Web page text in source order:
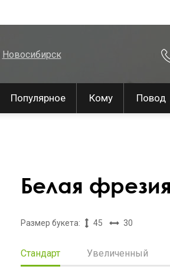
Новосибирск
Популярное Кому Повод
Белая
Размер букета: 45 30
Стандарт Увеличенный